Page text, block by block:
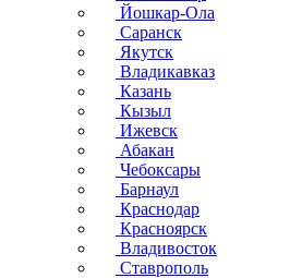
Йошкар-Ола
Саранск
Якутск
Владикавказ
Казань
Кызыл
Ижевск
Абакан
Чебоксары
Барнаул
Краснодар
Красноярск
Владивосток
Ставрополь